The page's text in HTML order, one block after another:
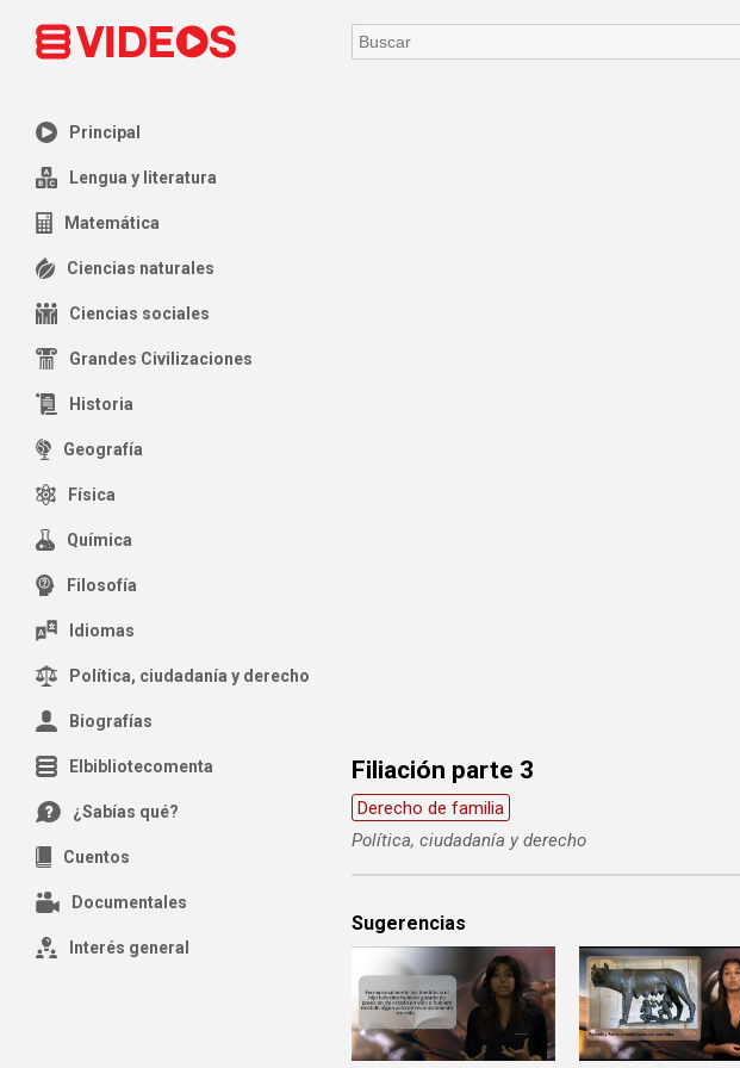
Principal
Lengua y literatura
Matemática
Ciencias naturales
Ciencias sociales
Grandes Civilizaciones
Historia
Geografía
Física
Química
Filosofía
Idiomas
Política, ciudadanía y derecho
Biografías
Elbibliotecomenta
¿Sabías qué?
Cuentos
Documentales
Interés general
Filiación parte 3
Derecho de familia
Política, ciudadanía y derecho
Sugerencias